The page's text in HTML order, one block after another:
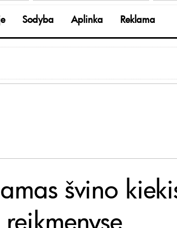
Sodyba Aplinka Reklama
švino